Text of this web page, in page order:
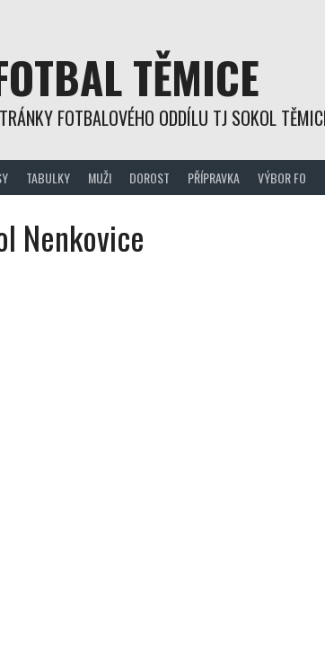
TĚMICE
FOTBALOVÉHO ODDÍLU TJ SOKOL
TABULKY MUŽI DOROST PŘÍPRAVKA VÝBOR FO
Nenkovice